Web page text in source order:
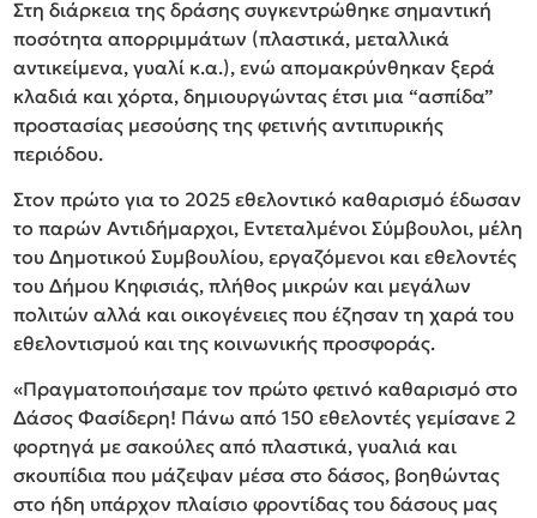
Στη διάρκεια της δράσης συγκεντρώθηκε σημαντική
ποσότητα απορριμμάτων (πλαστικά, μεταλλικά
αντικείμενα, γυαλί κ.α.), ενώ απομακρύνθηκαν ξερά
κλαδιά και χόρτα, δημιουργώντας έτσι μια “ασπίδα”
προστασίας μεσούσης της φετινής αντιπυρικής
περιόδου.
Στον πρώτο για το 2025 εθελοντικό καθαρισμό έδωσαν
το παρών Αντιδήμαρχοι, Εντεταλμένοι Σύμβουλοι, μέλη
του Δημοτικού Συμβουλίου, εργαζόμενοι και εθελοντές
του Δήμου Κηφισιάς, πλήθος μικρών και μεγάλων
πολιτών αλλά και οικογένειες που έζησαν τη χαρά του
εθελοντισμού και της κοινωνικής προσφοράς.
«Πραγματοποιήσαμε τον πρώτο φετινό καθαρισμό στο
Δάσος Φασίδερη! Πάνω από 150 εθελοντές γεμίσανε 2
φορτηγά με σακούλες από πλαστικά, γυαλιά και
σκουπίδια που μάζεψαν μέσα στο δάσος, βοηθώντας
στο ήδη υπάρχον πλαίσιο φροντίδας του δάσους μας